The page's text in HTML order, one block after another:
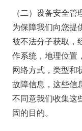
（二）设备安全管
为保障我们向您提
被不法分子获取，
作系统，地理位置
网络方式，类型和
故障信息，这些信
不同意我们收集这
固的目的。